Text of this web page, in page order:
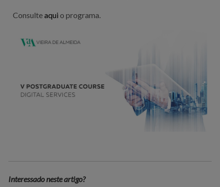
Consulteaqui o programa.
Interessado neste artigo?